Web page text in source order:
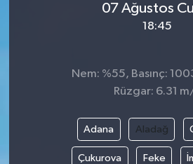
07 Ağustos
18:45
Nem: %55, Basınç:
Rüzgar: 6.31
Adana Aladağ
Çukurova Feke
POLİTİKA
RESMİ İLANLAR
SAĞLIK